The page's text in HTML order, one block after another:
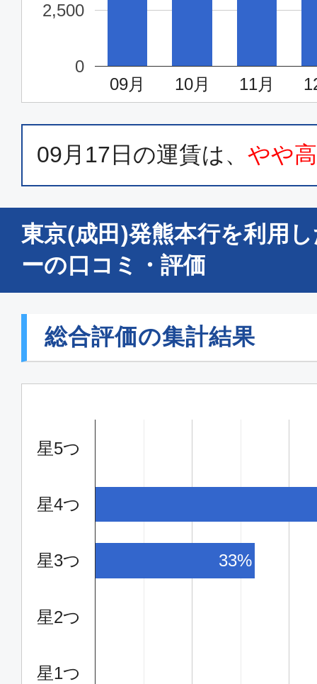
09月 10月 11月
0
2,500
09月17日 の運賃は、 やや
東京(成田)発熊本行を利用
ーの口コミ・評価
総合評価の集計結果
星5つ
星4つ
星3つ
星2つ
星1つ
33%